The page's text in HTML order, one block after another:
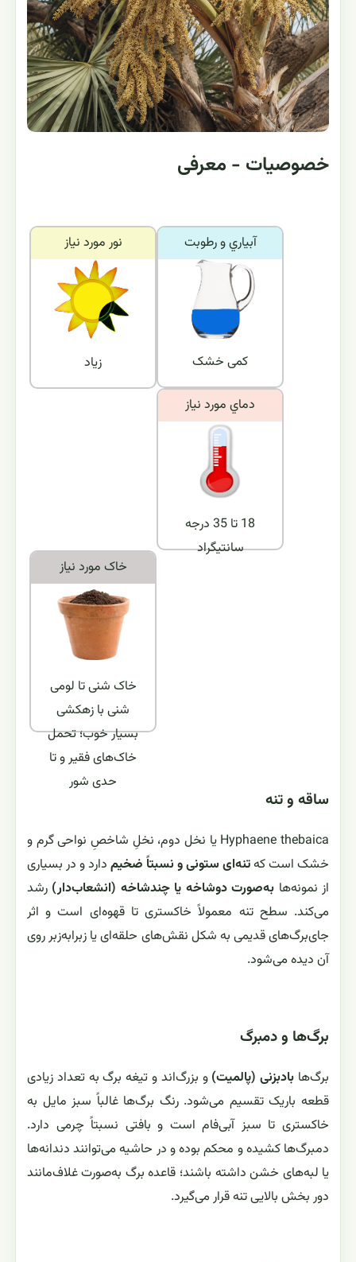
خصوصیات - معرفی
نور مورد نياز
زیاد
آبياري و رطوبت
کمی خشک
دماي مورد نياز
18 تا 35 درجه
سانتیگراد
خاک مورد نياز
خاک شنی تا لومی
شنی با زهکشی
بسیار خوب؛ تحمل
خاک‌های فقیر و تا
حدی شور
ساقه و تنه
Hyphaene thebaica یا نخل دوم، نخلِ شاخصِ نواحی گرم و
خشک است کهتنه‌ای ستونی و نسبتاً ضخیم دارد و در بسیاری
از نمونه‌ها به‌صورت دوشاخه یا چندشاخه (انشعاب‌دار) رشد
می‌کند. سطح تنه معمولاً خاکستری تا قهوه‌ای است و اثر
جای‌برگ‌های قدیمی به شکل نقش‌های حلقه‌ای یا زبرابه‌زبر روی
آن دیده می‌شود.
برگ‌ها و دمبرگ
برگ‌ها بادبزنی (پالمیت) و بزرگ‌اند و تیغه برگ به تعداد زیادی
قطعه باریک تقسیم می‌شود. رنگ برگ‌ها غالباً سبز مایل به
خاکستری تا سبز آبی‌فام است و بافتی نسبتاً چرمی دارد.
دمبرگ‌ها کشیده و محکم بوده و در حاشیه می‌توانند دندانه‌ها
یا لبه‌های خشن داشته باشند؛ قاعده برگ به‌صورت غلاف‌مانند
دور بخش بالایی تنه قرار می‌گیرد.